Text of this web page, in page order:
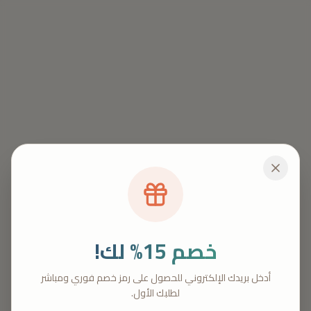
خصم 15% لك!
أدخل بريدك الإلكتروني للحصول على رمز خصم فوري ومباشر
لطلبك الأول.
404